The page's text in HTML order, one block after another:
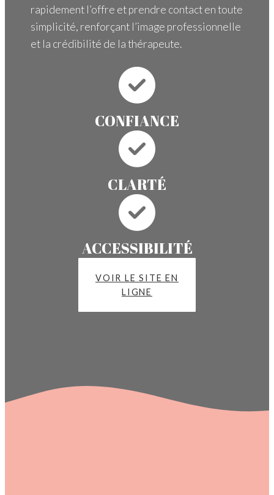
rapidement l’offre et prendre contact en toute
simplicité, renforçant l’image professionnelle
et la crédibilité de la thérapeute.
CONFIANCE
CLARTÉ
ACCESSIBILITÉ
VOIR LE SITE EN
LIGNE